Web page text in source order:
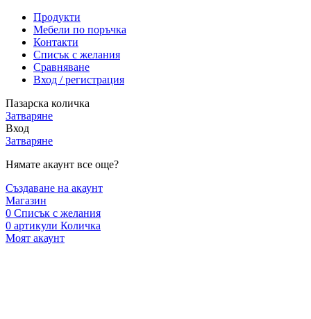
Продукти
Мебели по поръчка
Контакти
Списък с желания
Сравняване
Вход / регистрация
Пазарска количка
Затваряне
Вход
Затваряне
Нямате акаунт все още?
Създаване на акаунт
Магазин
0 Списък с желания
0 артикули Количка
Моят акаунт